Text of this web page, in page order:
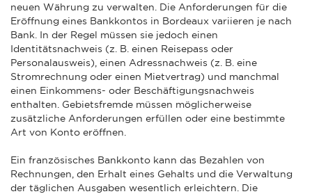
neuen Währung zu verwalten. Die Anforderungen für die
Eröffnung eines Bankkontos in Bordeaux variieren je nach
Bank. In der Regel müssen sie jedoch einen
Identitätsnachweis (z. B. einen Reisepass oder
Personalausweis), einen Adressnachweis (z. B. eine
Stromrechnung oder einen Mietvertrag) und manchmal
einen Einkommens- oder Beschäftigungsnachweis
enthalten. Gebietsfremde müssen möglicherweise
zusätzliche Anforderungen erfüllen oder eine bestimmte
Art von Konto eröffnen.
Ein französisches Bankkonto kann das Bezahlen von
Rechnungen, den Erhalt eines Gehalts und die Verwaltung
der täglichen Ausgaben wesentlich erleichtern. Die